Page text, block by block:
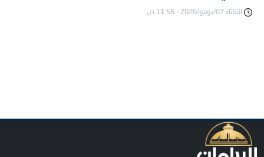
الثلاثاء 07/يوليو/2026 - 11:55 ص